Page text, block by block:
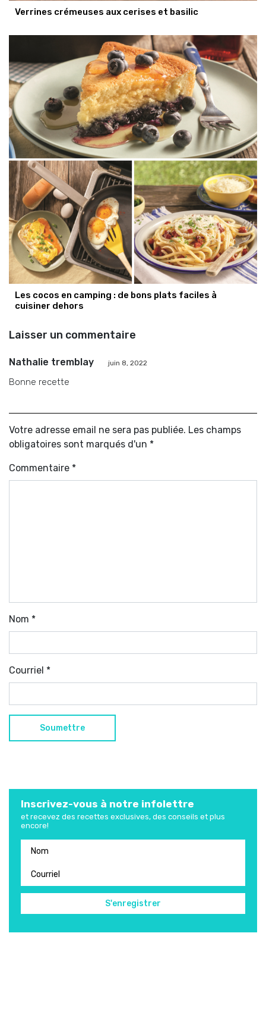
Verrines crémeuses aux cerises et basilic
Les cocos en camping : de bons plats faciles à
cuisiner dehors
Laisser un commentaire
Nathalie tremblay juin 8, 2022
Bonne recette
Votre adresse email ne sera pas publiée. Les champs
obligatoires sont marqués d'un *
Commentaire *
Nom *
Courriel *
Inscrivez-vous à notre infolettre
et recevez des recettes exclusives, des conseils et plus
encore!